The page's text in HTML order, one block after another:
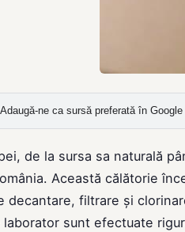
Adaugă-ne ca sursă preferată în Google
de la sursa sa naturală
Această călătorie
filtrare și
sunt efectuate